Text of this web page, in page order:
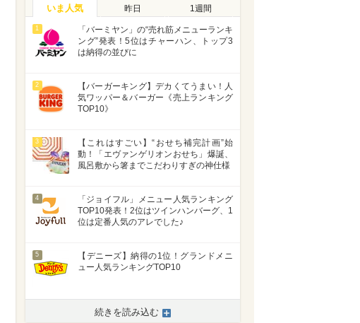
いま人気 昨日 1週間
1
「バーミヤン」の“売れ筋メニューランキ
ング”発表！5位はチャーハン、トップ3
は納得の並びに
2
【バーガーキング】デカくてうまい！人
気ワッパー＆バーガー《売上ランキング
TOP10》
3
【これはすごい】“おせち補完計画”始
動！「エヴァンゲリオンおせち」爆誕、
風呂敷から箸までこだわりすぎの神仕様
4
「ジョイフル」メニュー人気ランキング
TOP10発表！2位はツインハンバーグ、1
位は定番人気のアレでした♪
5
【デニーズ】納得の1位！グランドメニ
ュー人気ランキングTOP10
続きを読み込む